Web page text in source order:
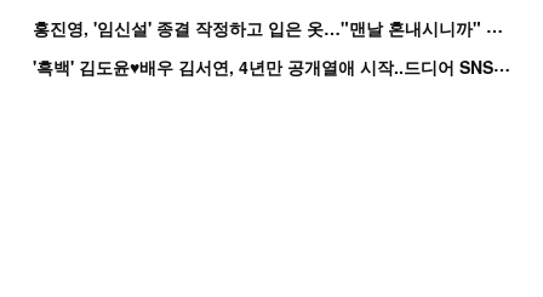
홍
진영, '임신설' 종결 작정하고 입은 옷…"맨날 혼내시니까" 억울
'
흑백' 김도윤♥배우 김서연, 4년만 공개열애 시작..드디어 SNS에 노출 [핫피...